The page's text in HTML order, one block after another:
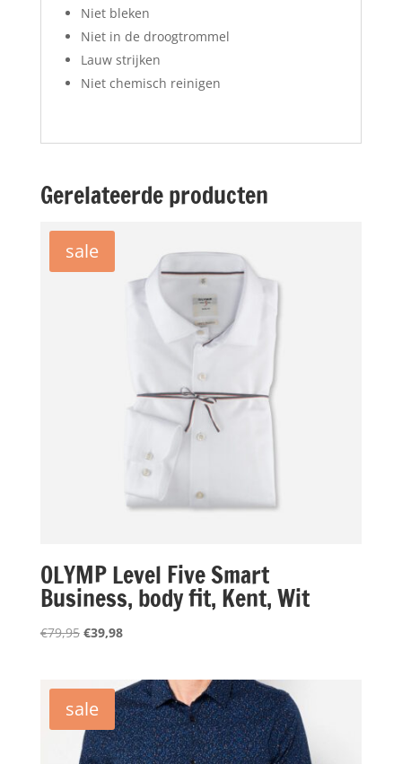
Niet bleken
Niet in de droogtrommel
Lauw strijken
Niet chemisch reinigen
Gerelateerde producten
sale
OLYMP Level Five Smart
Business, body fit, Kent, Wit
€79,95 Oorspronkelijke
€79,95.
€39,98Huidige
€39,98.
sale